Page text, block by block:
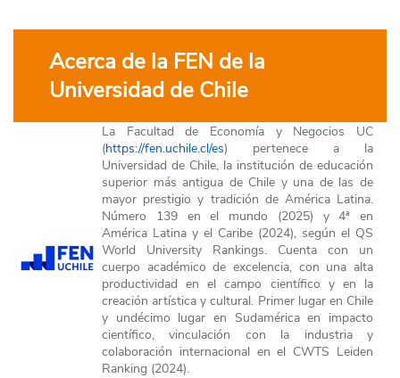
Acerca de la FEN de la
Universidad de Chile
La Facultad de Economía y Negocios UC
(https://fen.uchile.cl/es) pertenece a la
Universidad de Chile, la institución de educación
superior más antigua de Chile y una de las de
mayor prestigio y tradición de América Latina.
Número 139 en el mundo (2025) y 4ª en
América Latina y el Caribe (2024), según el QS
World University Rankings. Cuenta con un
cuerpo académico de excelencia, con una alta
productividad en el campo científico y en la
creación artística y cultural. Primer lugar en Chile
y undécimo lugar en Sudamérica en impacto
científico, vinculación con la industria y
colaboración internacional en el CWTS Leiden
Ranking (2024).